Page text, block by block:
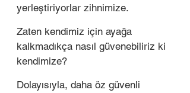
yerleştiriyorlar zihnimize.
Zaten kendimiz için ayağa
kalkmadıkça nasıl güvenebiliriz ki
kendimize?
Dolayısıyla, daha öz güvenli